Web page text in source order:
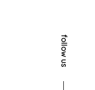
follow us